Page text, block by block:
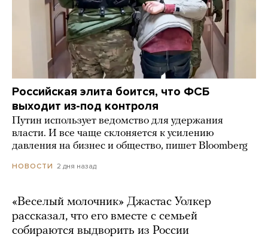
Российская элита боится, что ФСБ
выходит из-под контроля
Путин использует ведомство для удержания
власти. И все чаще склоняется к усилению
давления на бизнес и общество, пишет Bloomberg
НОВОСТИ 2 дня назад
«Веселый молочник» Джастас Уолкер
рассказал, что его вместе с семьей
собираются выдворить из России